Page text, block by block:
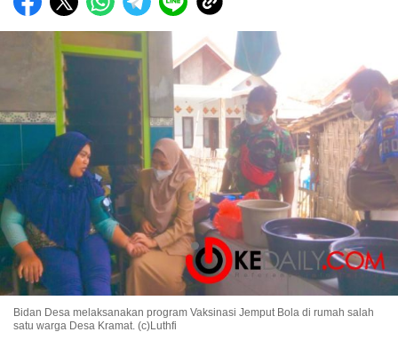
Bidan Desa melaksanakan program Vaksinasi Jemput Bola di rumah salah
satu warga Desa Kramat. (c)Luthfi